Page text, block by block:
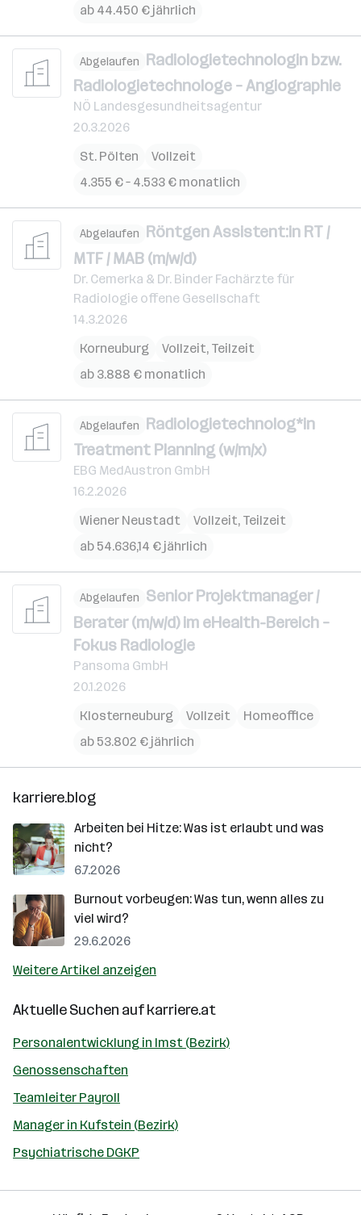
ab 44.450 € jährlich
Abgelaufen Radiologietechnologin bzw.
Radiologietechnologe – Angiographie
NÖ Landesgesundheitsagentur
20.3.2026
St. Pölten
Vollzeit
4.355 € – 4.533 € monatlich
Abgelaufen Röntgen Assistent:in RT /
MTF / MAB (m/w/d)
Dr. Cemerka & Dr. Binder Fachärzte für
Radiologie offene Gesellschaft
14.3.2026
Korneuburg
Vollzeit, Teilzeit
ab 3.888 € monatlich
Abgelaufen Radiologietechnolog*in
Treatment Planning (w/m/x)
EBG MedAustron GmbH
16.2.2026
Wiener Neustadt
Vollzeit, Teilzeit
ab 54.636,14 € jährlich
Abgelaufen Senior Projektmanager /
Berater (m/w/d) im eHealth-Bereich –
Fokus Radiologie
Pansoma GmbH
20.1.2026
Klosterneuburg
Vollzeit
Homeoffice
ab 53.802 € jährlich
karriere.blog
Arbeiten bei Hitze: Was ist erlaubt und was
nicht?
6.7.2026
Burnout vorbeugen: Was tun, wenn alles zu
viel wird?
29.6.2026
Weitere Artikel anzeigen
Aktuelle Suchen aufkarriere.at
Personalentwicklung in Imst (Bezirk)
Genossenschaften
Teamleiter Payroll
Manager in Kufstein (Bezirk)
Psychiatrische DGKP